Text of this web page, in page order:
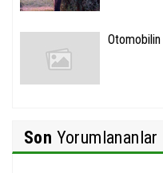
Otomobilin
Son Yorumlananlar